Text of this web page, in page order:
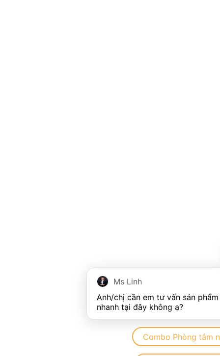
Ms Linh
Anh/chị cần em tư vấn sản phẩm
Combo Phòng tắm